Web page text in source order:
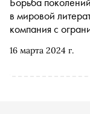
16 марта 2024 г.
в мировой
компания с
книжный сервис